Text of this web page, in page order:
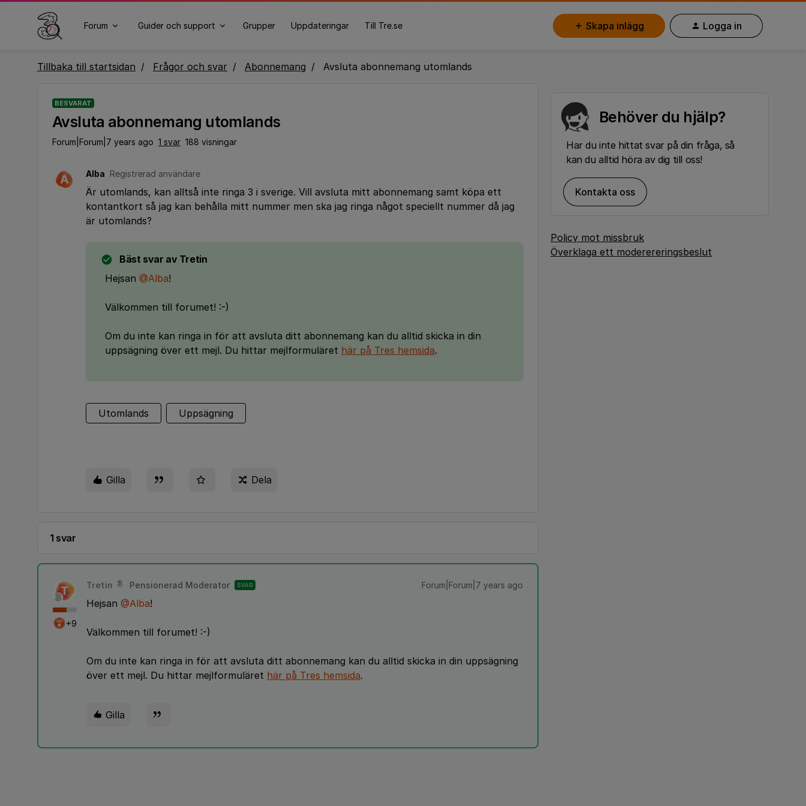
Forum Guider och support Grupper Uppdateringar Till Tre.se Skapa inlägg Logga in
Tillbaka till startsidan Frågor och svar Abonnemang Avsluta abonnemang utomlands
BESVARAT
Avsluta abonnemang utomlands
Forum|Forum|7 years ago 1 svar 188 visningar
A Alba Registrerad användare
Är utomlands, kan alltså inte ringa 3 i sverige. Vill avsluta mitt abonnemang samt köpa ett
kontantkort så jag kan behålla mitt nummer men ska jag ringa något speciellt nummer då jag
är utomlands?
Bäst svar av Tretin
Hejsan @Alba!
Välkommen till forumet! :-)
Om du inte kan ringa in för att avsluta ditt abonnemang kan du alltid skicka in din
uppsägning över ett mejl. Du hittar mejlformuläret här på Tres hemsida.
Utomlands Uppsägning
Gilla Dela
1 svar
T
+9
Tretin Pensionerad Moderator SVAR Forum|Forum|7 years ago
Hejsan @Alba!
Välkommen till forumet! :-)
Om du inte kan ringa in för att avsluta ditt abonnemang kan du alltid skicka in din uppsägning
över ett mejl. Du hittar mejlformuläret här på Tres hemsida.
Gilla
Behöver du hjälp?
Har du inte hittat svar på din fråga, så
kan du alltid höra av dig till oss!
Kontakta oss
Policy mot missbruk
Överklaga ett moderereringsbeslut